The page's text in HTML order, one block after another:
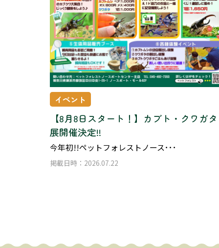
イベント
【8月8日スタート！】カブト・クワガタ
展開催決定!!
今年初!!ペットフォレストノース･･･
掲載日時：2026.07.22